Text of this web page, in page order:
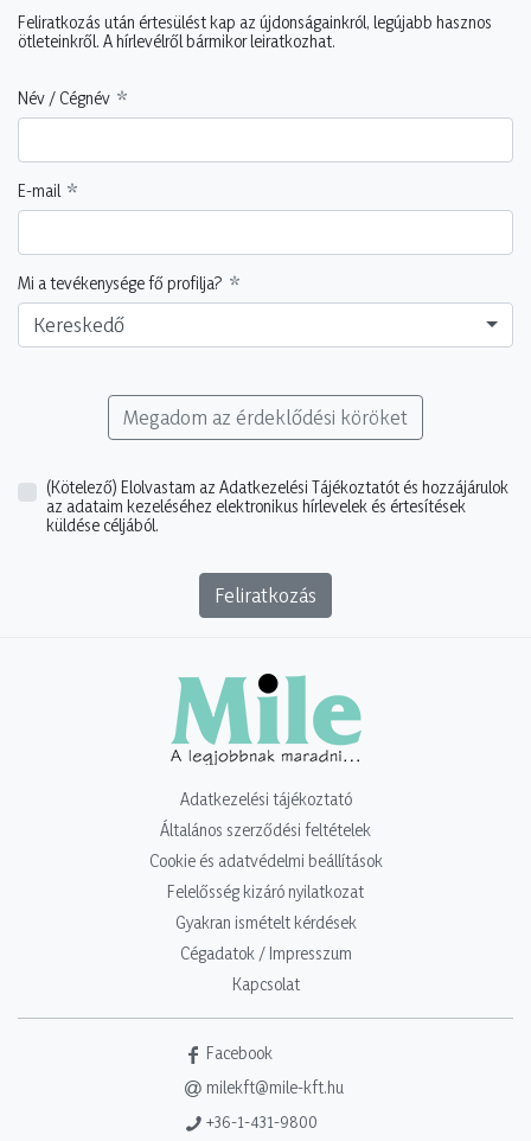
Feliratkozás után értesülést kap az újdonságainkról, legújabb hasznos
ötleteinkről. A hírlevélről bármikor leiratkozhat.
Név / Cégnév
E-mail
Mi a tevékenysége fő profilja?
Kereskedő
Megadom az érdeklődési köröket
(Kötelező) Elolvastam az Adatkezelési Tájékoztatót és hozzájárulok
az adataim kezeléséhez elektronikus hírlevelek és értesítések
küldése céljából.
Feliratkozás
Adatkezelési tájékoztató
Általános szerződési feltételek
Cookie és adatvédelmi beállítások
Felelősség kizáró nyilatkozat
Gyakran ismételt kérdések
Cégadatok / Impresszum
Kapcsolat
Facebook
milekft@mile-kft.hu
+36-1-431-9800